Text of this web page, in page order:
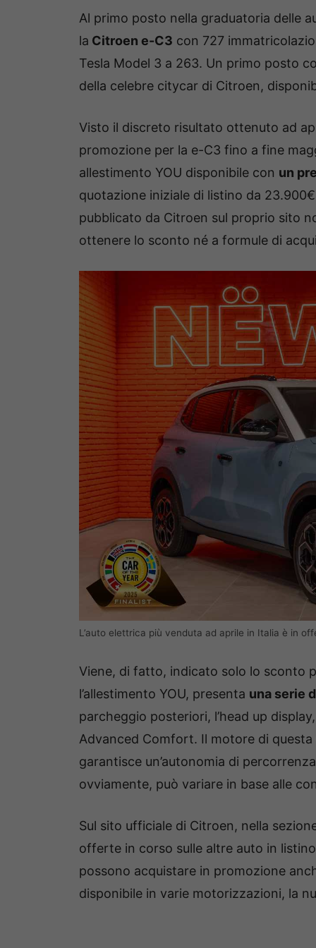
Al primo posto nella graduatoria delle
la Citroen e-C3 con 727
Tesla Model 3 a 263. Un primo posto
della celebre citycar di Citroen,
Visto il discreto risultato ottenuto ad
promozione per la e-C3 fino a fine
allestimento YOU disponibile con un
quotazione iniziale di listino da
pubblicato da Citroen sul proprio sito
ottenere lo sconto né a formule di
L’auto elettrica più venduta ad aprile in Italia è in
Viene, di fatto, indicato solo lo sconto
l’allestimento YOU, presenta una serie
parcheggio posteriori, l’head up
Advanced Comfort. Il motore di
garantisce un’autonomia di
ovviamente, può variare in base alle
Sul sito ufficiale di Citroen, nella
offerte in corso sulle altre auto in
possono acquistare in promozione
disponibile in varie motorizzazioni, la